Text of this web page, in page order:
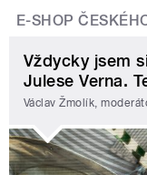
E-SHOP
Vždycky jsem
Julese Verna.
Václav Žmolík,